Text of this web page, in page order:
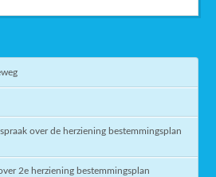
over de herziening bestemmingsplan
2e herziening bestemmingsplan